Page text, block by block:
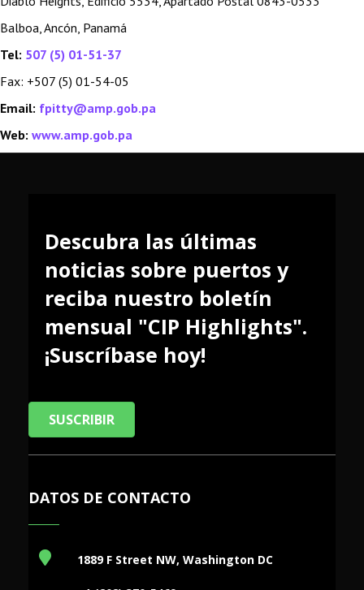
Balboa, Ancón, Panamá
Tel: 507 (5) 01-51-37
Fax: +507 (5) 01-54-05
Email: fpitty@amp.gob.pa
Web: www.amp.gob.pa
Descubra las últimas
noticias sobre puertos y
reciba nuestro boletín
mensual "CIP Highlights".
¡Suscríbase hoy!
SUSCRIBIR
DATOS DE CONTACTO
1889 F Street NW, Washington DC